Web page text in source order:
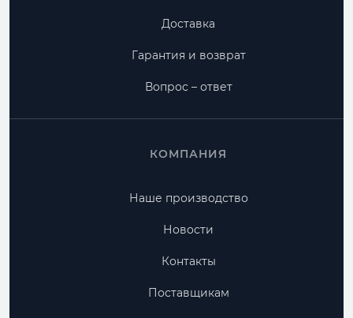
Доставка
Гарантия и возврат
Вопрос – ответ
КОМПАНИЯ
Наше производство
Новости
Контакты
Поставщикам